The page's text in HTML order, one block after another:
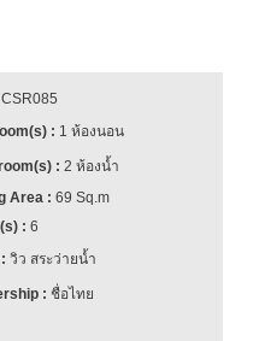
CSR085
1 ห้องนอน
2 ห้องน้ำ
69 Sq.m
6
วิว สระว่ายน้ำ
ชื่อไทย